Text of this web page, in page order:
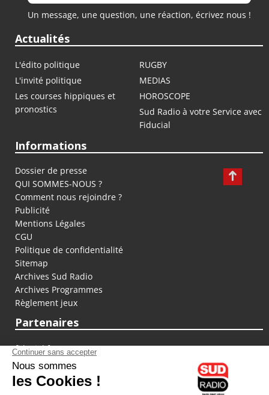
Un message, une question, une réaction, écrivez nous !
Actualités
L'édito politique
RUGBY
L'invité politique
MEDIAS
Les courses hippiques et
pronostics
HOROSCOPE
Sud Radio à votre Service avec
Fiducial
Informations
Dossier de presse
QUI SOMMES-NOUS ?
Comment nous rejoindre ?
Publicité
Mentions Légales
CGU
Politique de confidentialité
Sitemap
Archives Sud Radio
Archives Programmes
Règlement jeux
Partenaires
fiducial.fr
lyoncapitale.fr
olympique-et-lyonnais.com